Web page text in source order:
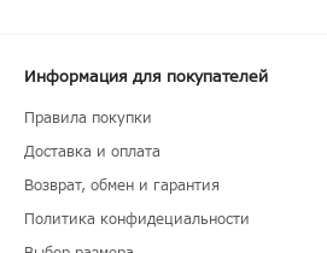
Информация для покупателей
Правила покупки
Доставка и оплата
Возврат, обмен и гарантия
Политика конфидециальности